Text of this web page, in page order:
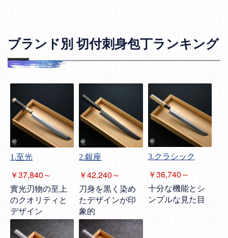
ブランド別 切付刺身包丁ランキング
1.至光
￥37,840～
實光刃物の至上
のクオリティと
デザイン
2.銀座
￥42,240～
刀身を黒く染め
たデザインが印
象的
3.クラシック
￥36,740～
十分な機能とシ
ンプルな見た目